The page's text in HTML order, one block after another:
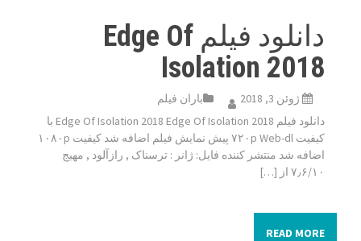
دانلود فیلم Edge Of
Isolation 2018
ژوئن 3, 2018
باران فیلم
دانلود فیلم Edge Of Isolation 2018 Edge Of Isolation 2018 با
کیفیت ۷۲۰p Web-dl پیش نمایش فیلم اضافه شد کیفیت ۱۰۸۰p
اضافه شد منتشر کننده فایل: ژانر : ترسناک , رازآلود , مهیج
۷٫۶/۱۰ از […]
READ MORE